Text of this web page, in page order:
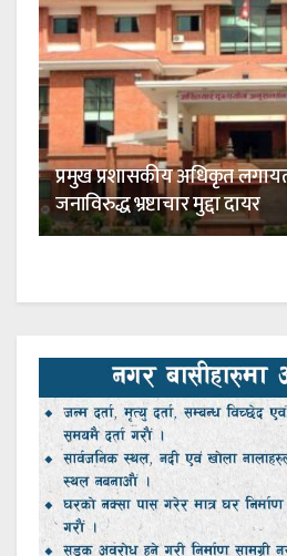
प्रमुख प्रशासकीय अधिकृत
जनाविरुद्ध भ्रष्टाचार मुद्दा दायर